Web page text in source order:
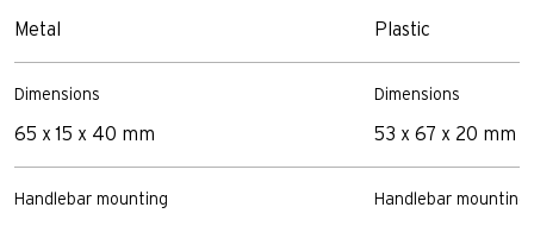
Metal
Dimensions
65 x 15 x 40 mm
Handlebar mounting
Plastic
Dimensions
53 x 67 x 20 mm
Handlebar mounting